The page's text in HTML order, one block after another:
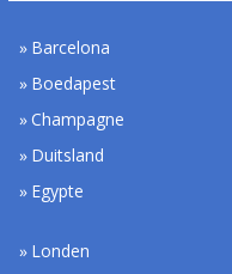
Barcelona
Boedapest
Champagne
Duitsland
Egypte
Londen